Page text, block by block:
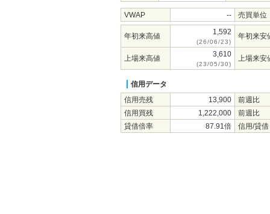
VWAP -- 売買単位
年初来高値 1,592
(26/06/23)
年初来安
上場来高値 3,610
(23/05/30)
上場来安
信用データ
信用売残
13,900
前週比
信用買残
1,222,000
前週比
貸借倍率
87.91倍 信用/貸借